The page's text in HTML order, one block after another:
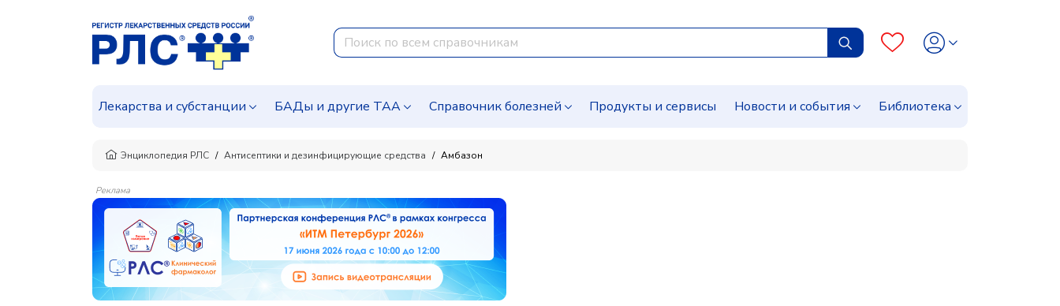
Лекарства и субстанции БАДы и другие ТАА Справочник болезней Продукты и сервисы Новости и события Библиотека
Энциклопедия РЛС Антисептики и дезинфицирующие средства Амбазон
Реклама